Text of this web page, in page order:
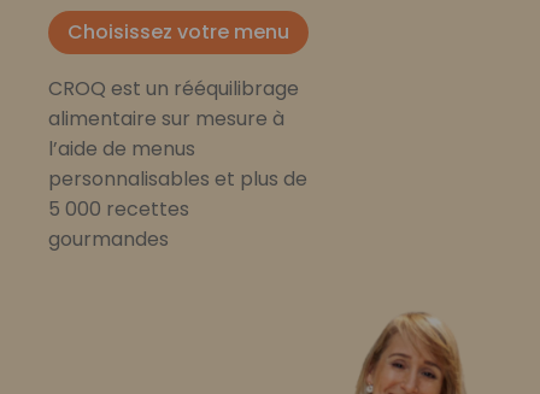
Choisissez votre menu
CROQ est un rééquilibrage
alimentaire sur mesure à
l’aide de menus
personnalisables et plus de
5 000 recettes
gourmandes